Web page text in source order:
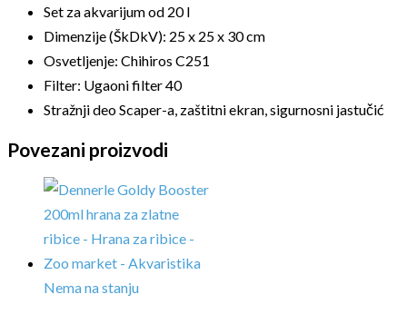
Set za akvarijum od 20 l
Dimenzije (ŠkDkV): 25 x 25 x 30 cm
Osvetljenje: Chihiros C251
Filter: Ugaoni filter 40
Stražnji deo Scaper-a, zaštitni ekran, sigurnosni jastučić
Povezani proizvodi
Nema na stanju